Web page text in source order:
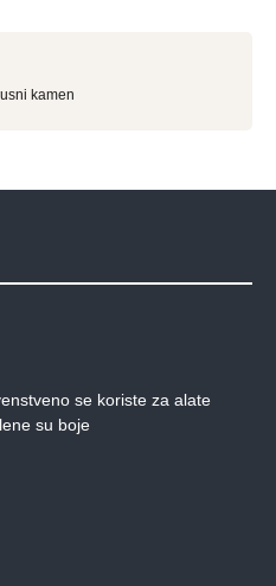
kamen
se koriste za alate
su boje